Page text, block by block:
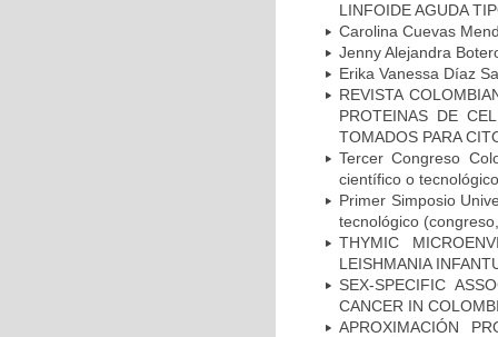
LINFOIDE AGUDA
Carolina Cuevas
Jenny Alejandra
Erika Vanessa Díaz
REVISTA
PROTEINAS DE
TOMADOS PARA
Tercer Congreso
científico o
Primer Simposio
tecnológico
THYMIC
LEISHMANIA
SEX-SPECIFIC
CANCER IN
APROXIMACIÓN